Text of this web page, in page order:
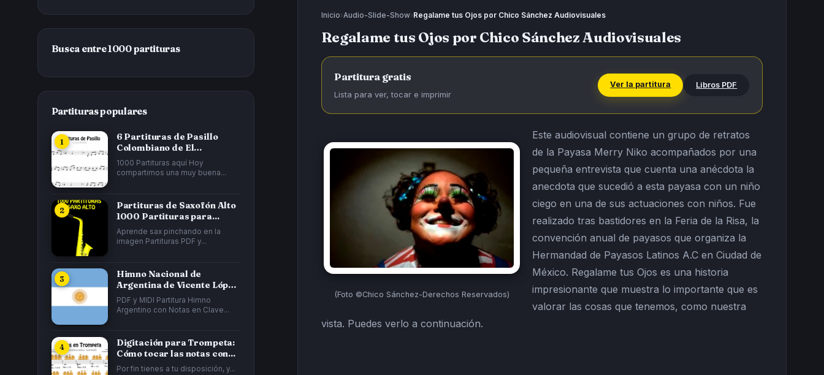
Inicio›Audio-Slide-Show› Regalame tus Ojos por Chico Sánchez Audiovisuales
Regalame tus Ojos por Chico Sánchez Audiovisuales
Partitura gratis
Lista para ver, tocar e imprimir
Ver la partitura Libros PDF
(Foto ©Chico Sánchez-Derechos Reservados)
Este audiovisual contiene un grupo de retratos
de la Payasa Merry Niko acompañados por una
pequeña entrevista que cuenta una anécdota la
anecdota que sucedió a esta payasa con un niño
ciego en una de sus actuaciones con niños. Fue
realizado tras bastidores en la Feria de la Risa, la
convención anual de payasos que organiza la
Hermandad de Payasos Latinos A.C en Ciudad de
México. Regalame tus Ojos es una historia
impresionante que muestra lo importante que es
valorar las cosas que tenemos, como nuestra
vista. Puedes verlo a continuación.
Busca entre 1000 partituras
Partituras populares
6 Partituras de Pasillo
Colombiano de El
Cucarrón, La Gata...
1000 Partituras aquí Hoy
compartimos una muy buena...
Partituras de Saxofón Alto
1000 Partituras para...
Aprende sax pinchando en la
imagen Partituras PDF y...
Himno Nacional de
Argentina de Vicente López
y Planes y...
PDF y MIDI Partitura Himno
Argentino con Notas en Clave...
Digitación para Trompeta:
Cómo tocar las notas con...
Por fin tienes a tu disposición, y...